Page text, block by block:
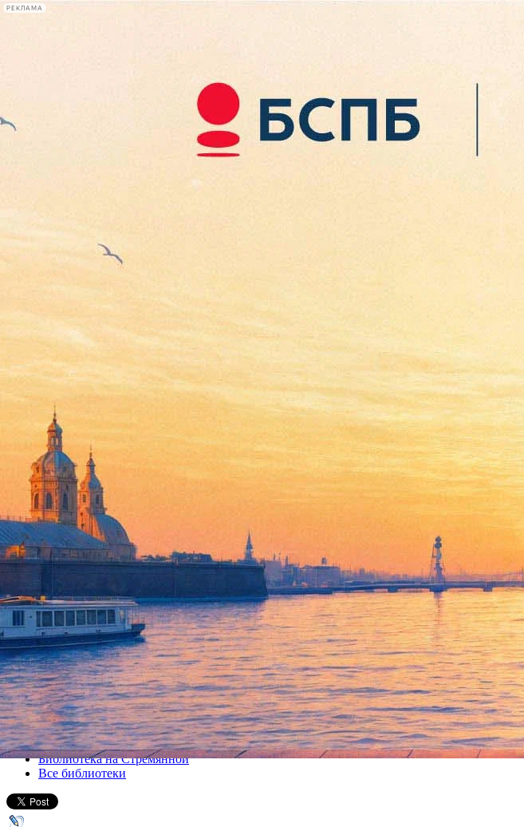
РЕКЛАМА
лекции
книги
Лекция «Модерн в архитектуре Петербурга»
22 ноября 2012, четверг,18.00
Версия для печати
Все лекции
Библиотека на Стремянной
Все библиотеки